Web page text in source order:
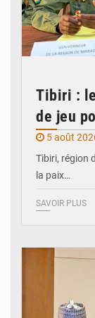
Tibiri :
de jeu
5 août
Tibiri, région
la paix…
SAVOIR PLUS